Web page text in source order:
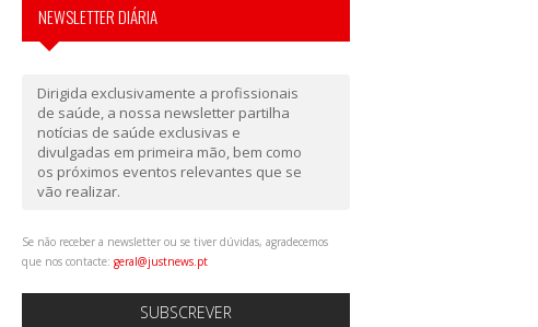
NEWSLETTER DIÁRIA
Dirigida exclusivamente a profissionais
de saúde, a nossa newsletter partilha
notícias de saúde exclusivas e
divulgadas em primeira mão, bem como
os próximos eventos relevantes que se
vão realizar.
Se não receber a newsletter ou se tiver dúvidas, agradecemos
que nos contacte: geral@justnews.pt
SUBSCREVER